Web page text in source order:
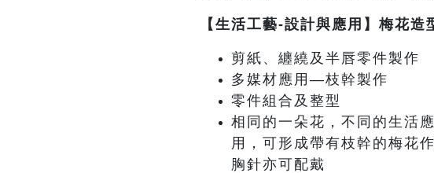
【生活工藝-設計與應用】梅花造
剪紙、纏繞及半唇零件製作
多媒材應用—枝幹製作
零件組合及整型
相同的一朵花，不同的生活
用，可形成帶有枝幹的梅花
胸針亦可配戴